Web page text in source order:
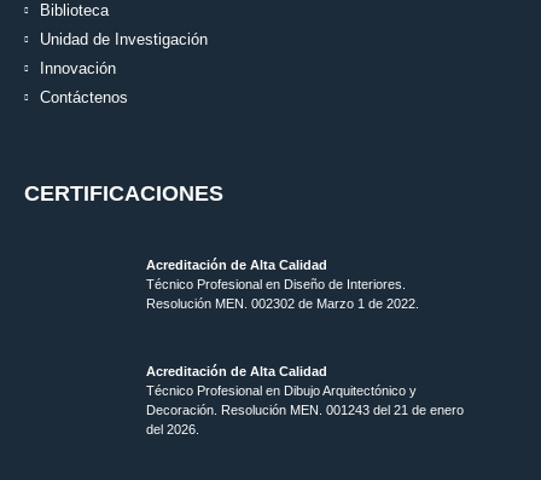
Biblioteca
Unidad de Investigación
Innovación
Contáctenos
CERTIFICACIONES
Acreditación de Alta Calidad
Técnico Profesional en Diseño de Interiores.
Resolución MEN. 002302 de Marzo 1 de 2022.
Acreditación de Alta Calidad
Técnico Profesional en Dibujo Arquitectónico y
Decoración. Resolución MEN. 001243 del 21 de enero
del 2026.